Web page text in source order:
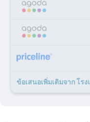
ข้อเสนอเพิ่มเติมจาก โร